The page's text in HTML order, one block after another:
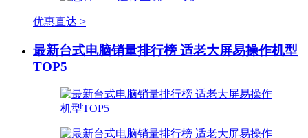
优惠直达 >
最新台式电脑销量排行榜 适老大屏易操作机型
TOP5